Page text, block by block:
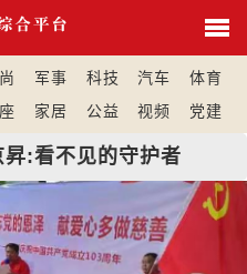
军事 科技 汽车
体育
家居 公益 视频 党建
:看不见的守护者